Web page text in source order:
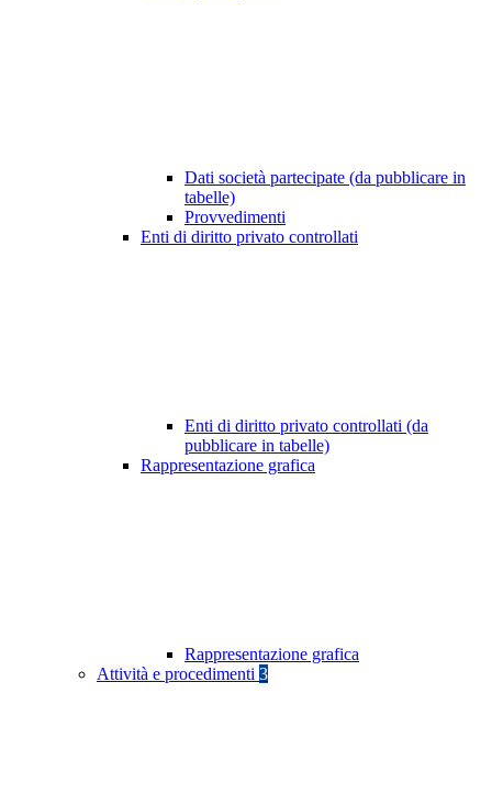
Dati società partecipate (da pubblicare in
tabelle)
Provvedimenti
Enti di diritto privato controllati
Enti di diritto privato controllati (da
pubblicare in tabelle)
Rappresentazione grafica
Rappresentazione grafica
Attività e procedimenti 3